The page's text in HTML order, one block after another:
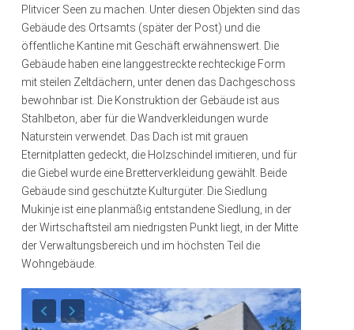
Plitvicer Seen zu machen. Unter diesen Objekten sind das
Gebäude des Ortsamts (später der Post) und die
öffentliche Kantine mit Geschäft erwähnenswert. Die
Gebäude haben eine langgestreckte rechteckige Form
mit steilen Zeltdächern, unter denen das Dachgeschoss
bewohnbar ist. Die Konstruktion der Gebäude ist aus
Stahlbeton, aber für die Wandverkleidungen wurde
Naturstein verwendet. Das Dach ist mit grauen
Eternitplatten gedeckt, die Holzschindel imitieren, und für
die Giebel wurde eine Bretterverkleidung gewählt. Beide
Gebäude sind geschützte Kulturgüter. Die Siedlung
Mukinje ist eine planmäßig entstandene Siedlung, in der
der Wirtschaftsteil am niedrigsten Punkt liegt, in der Mitte
der Verwaltungsbereich und im höchsten Teil die
Wohngebäude.